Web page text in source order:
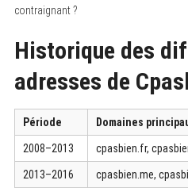
contraignant ?
Historique des
adresses de
Période Domaines
2008–2013 cpasbien.fr,
2013–2016 cpasbien.me,